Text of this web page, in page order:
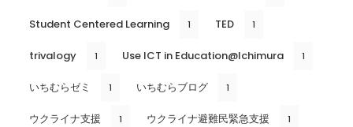
Student Centered Learning 1 TED 1
trivalogy 1 Use ICT in Education@Ichimura 1
いちむらゼミ 1 いちむらブログ 1
ウクライナ支援 1 ウクライナ避難民緊急支援 1